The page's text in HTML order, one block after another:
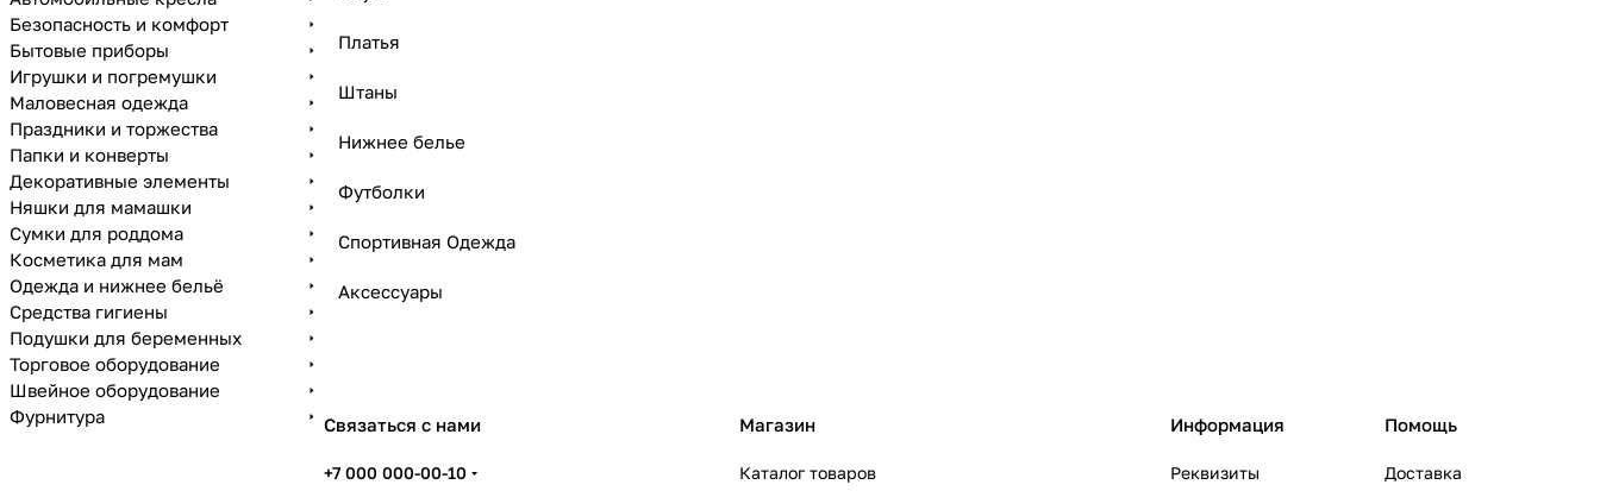
Платья
Штаны
Нижнее белье
Футболки
Спортивная Одежда
Аксессуары
Связаться с нами
+7 000 000-00-10
Магазин
Каталог товаров
Информация
Реквизиты
Помощь
Доставка
Безопасность и комфорт
Бытовые приборы
Игрушки и погремушки
Маловесная одежда
Праздники и торжества
Папки и конверты
Декоративные элементы
Няшки для мамашки
Сумки для роддома
Косметика для мам
Одежда и нижнее бельё
Средства гигиены
Подушки для беременных
Торговое оборудование
Швейное оборудование
Фурнитура